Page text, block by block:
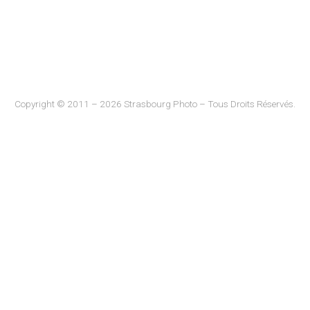
Copyright © 2011 – 2026 Strasbourg Photo – Tous Droits Réservés.